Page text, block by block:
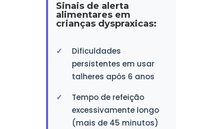
Sinais de alerta
alimentares em
crianças dyspraxicas:
Dificuldades
persistentes em usar
talheres após 6 anos
Tempo de refeição
excessivamente longo
(mais de 45 minutos)